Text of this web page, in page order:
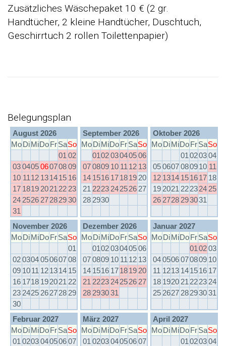
Zusätzliches Wäschepaket 10 € (2 gr.
Handtücher, 2 kleine Handtücher, Duschtuch,
Geschirrtuch 2 rollen Toilettenpapier)
Belegungsplan
August 2026
MoDiMiDoFrSaSo
01 02
03 040506070809
10 11 12 13 1415 16
17 1819 20 21 22 23
24 2526 27 282930
31
September 2026
MoDiMiDoFrSaSo
010203040506
07 0809 10 11 12 13
14 1516 17 1819 20
21 2223 24 2526 27
28 2930
Oktober 2026
MoDiMiDoFrSaSo
01 020304
05 0607080910 11
12 1314 15 1617 18
19 2021 22 2324 25
26 2728 293031
November 2026
MoDiMiDoFrSaSo
01
02 030405060708
09 1011 12 1314 15
16 1718 19 2021 22
23 2425 26 2728 29
30
Dezember 2026
MoDiMiDoFrSaSo
010203040506
07 0809 10 11 12 13
14 1516 17 1819 20
21 2223 24 2526 27
28 293031
Januar 2027
MoDiMiDoFrSaSo
01 0203
04 0506070809 10
11 1213 14 1516 17
18 1920 21 2223 24
25 2627 28 293031
Februar 2027
MoDiMiDoFrSaSo
01 020304050607
März 2027
MoDiMiDoFrSaSo
01 020304050607
April 2027
MoDiMiDoFrSaSo
01 020304